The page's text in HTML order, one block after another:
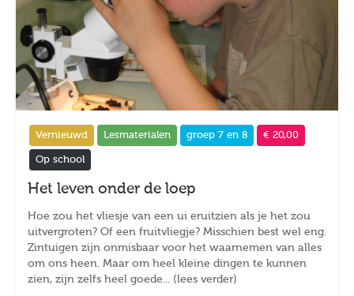
Vernieuwd Lesmaterialen groep 7 en 8 € 20,00
Op school
Het leven onder de loep
Hoe zou het vliesje van een ui eruitzien als je het zou
uitvergroten? Of een fruitvliegje? Misschien best wel eng.
Zintuigen zijn onmisbaar voor het waarnemen van alles
om ons heen. Maar om heel kleine dingen te kunnen
zien, zijn zelfs heel goede... (lees verder)